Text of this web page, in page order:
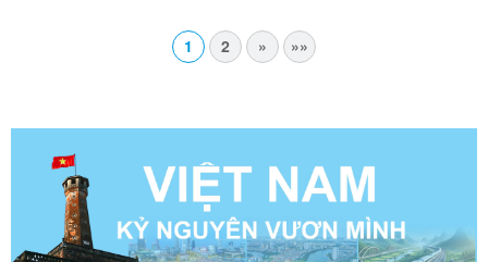
1 2 » »»